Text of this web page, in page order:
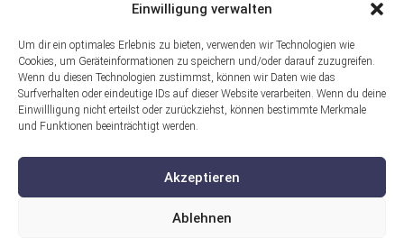
Einwilligung verwalten
Um dir ein optimales Erlebnis zu bieten, verwenden wir Technologien wie
Cookies, um Geräteinformationen zu speichern und/oder darauf zuzugreifen.
Wenn du diesen Technologien zustimmst, können wir Daten wie das
Surfverhalten oder eindeutige IDs auf dieser Website verarbeiten. Wenn du deine
Einwillligung nicht erteilst oder zurückziehst, können bestimmte Merkmale
und Funktionen beeinträchtigt werden.
Akzeptieren
Ablehnen
Gefördert durch: